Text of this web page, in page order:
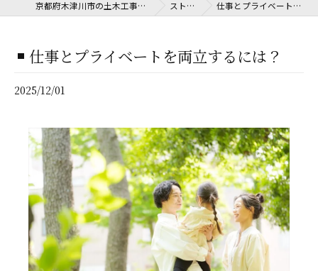
京都府木津川市の土木工事なら株式会社幸喜建設 ストーリー 仕事とプライベートを両立するには？
仕事とプライベートを両立するには？
2025/12/01